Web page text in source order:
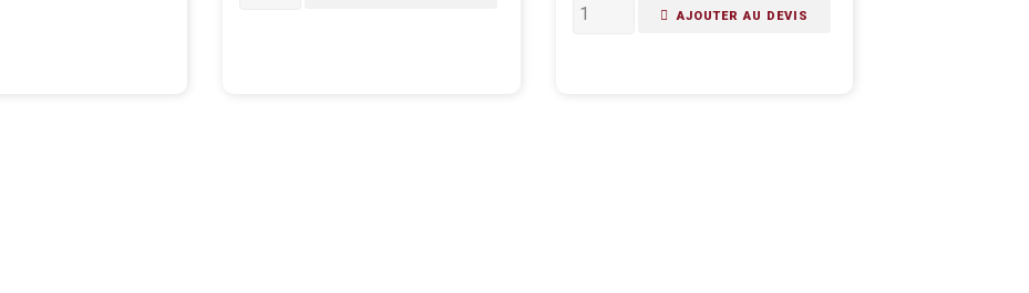
AJOUTER AU DEVIS